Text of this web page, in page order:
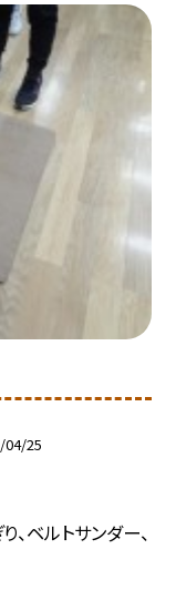
04/25
ベルトサンダー、